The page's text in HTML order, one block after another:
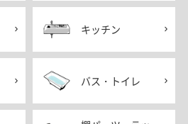
キッチン
バス・トイレ